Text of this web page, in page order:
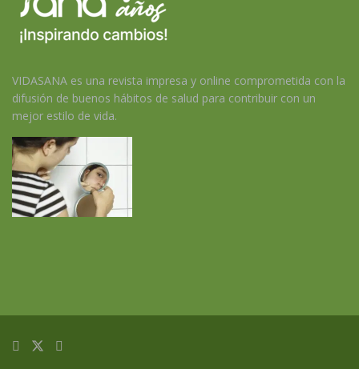
VIDASANA es una revista impresa y online comprometida con la
difusión de buenos hábitos de salud para contribuir con un
mejor estilo de vida.